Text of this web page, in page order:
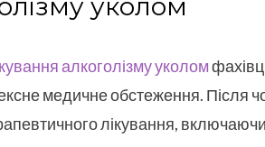
уколом
алкоголізму уколом
медичне обстеження. Після
лікування, включаючи